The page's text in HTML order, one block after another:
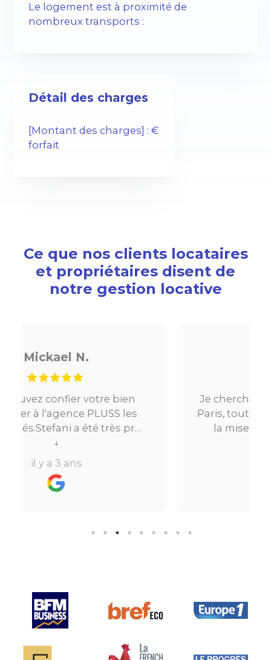
Le logement est à proximité de
nombreux transports :
Détail des charges
[Montant des charges] : €
forfait
Ce que nos clients locataires
et propriétaires disent de
notre gestion locative
Je cherchais un appartement sur
Paris, tout s’est très bien passé. De
la mise en relation jusqu’à la